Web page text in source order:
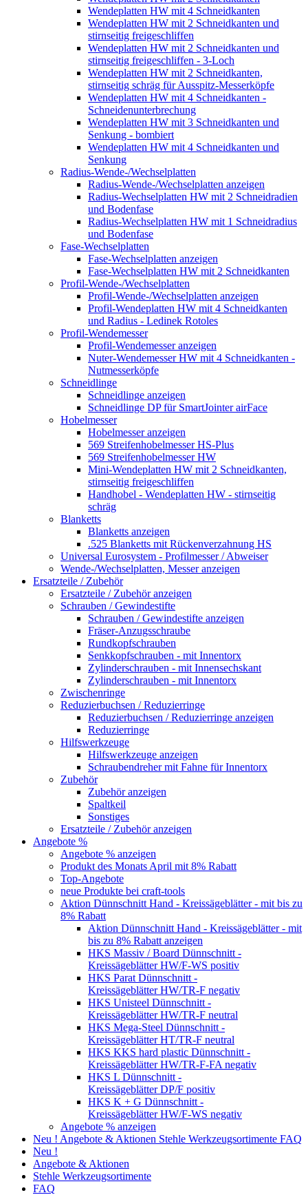
Wendeplatten HW mit 4 Schneidkanten
Wendeplatten HW mit 2 Schneidkanten und
stirnseitig freigeschliffen
Wendeplatten HW mit 2 Schneidkanten und
stirnseitig freigeschliffen - 3-Loch
Wendeplatten HW mit 2 Schneidkanten,
stirnseitig schräg für Ausspitz-Messerköpfe
Wendeplatten HW mit 4 Schneidkanten -
Schneidenunterbrechung
Wendeplatten HW mit 3 Schneidkanten und
Senkung - bombiert
Wendeplatten HW mit 4 Schneidkanten und
Senkung
Radius-Wende-/Wechselplatten
Radius-Wende-/Wechselplatten anzeigen
Radius-Wechselplatten HW mit 2 Schneidradien
und Bodenfase
Radius-Wechselplatten HW mit 1 Schneidradius
und Bodenfase
Fase-Wechselplatten
Fase-Wechselplatten anzeigen
Fase-Wechselplatten HW mit 2 Schneidkanten
Profil-Wende-/Wechselplatten
Profil-Wende-/Wechselplatten anzeigen
Profil-Wendeplatten HW mit 4 Schneidkanten
und Radius - Ledinek Rotoles
Profil-Wendemesser
Profil-Wendemesser anzeigen
Nuter-Wendemesser HW mit 4 Schneidkanten -
Nutmesserköpfe
Schneidlinge
Schneidlinge anzeigen
Schneidlinge DP für SmartJointer airFace
Hobelmesser
Hobelmesser anzeigen
569 Streifenhobelmesser HS-Plus
569 Streifenhobelmesser HW
Mini-Wendeplatten HW mit 2 Schneidkanten,
stirnseitig freigeschliffen
Handhobel - Wendeplatten HW - stirnseitig
schräg
Blanketts
Blanketts anzeigen
.525 Blanketts mit Rückenverzahnung HS
Universal Eurosystem - Profilmesser / Abweiser
Wende-/Wechselplatten, Messer anzeigen
Ersatzteile / Zubehör
Ersatzteile / Zubehör anzeigen
Schrauben / Gewindestifte
Schrauben / Gewindestifte anzeigen
Fräser-Anzugsschraube
Rundkopfschrauben
Senkkopfschrauben - mit Innentorx
Zylinderschrauben - mit Innensechskant
Zylinderschrauben - mit Innentorx
Zwischenringe
Reduzierbuchsen / Reduzierringe
Reduzierbuchsen / Reduzierringe anzeigen
Reduzierringe
Hilfswerkzeuge
Hilfswerkzeuge anzeigen
Schraubendreher mit Fahne für Innentorx
Zubehör
Zubehör anzeigen
Spaltkeil
Sonstiges
Ersatzteile / Zubehör anzeigen
Angebote %
Angebote % anzeigen
Produkt des Monats April mit 8% Rabatt
Top-Angebote
neue Produkte bei craft-tools
Aktion Dünnschnitt Hand - Kreissägeblätter - mit bis zu
8% Rabatt
Aktion Dünnschnitt Hand - Kreissägeblätter - mit
bis zu 8% Rabatt anzeigen
HKS Massiv / Board Dünnschnitt -
Kreissägeblätter HW/F-WS positiv
HKS Parat Dünnschnitt -
Kreissägeblätter HW/TR-F negativ
HKS Unisteel Dünnschnitt -
Kreissägeblätter HW/TR-F neutral
HKS Mega-Steel Dünnschnitt -
Kreissägeblätter HT/TR-F neutral
HKS KKS hard plastic Dünnschnitt -
Kreissägeblätter HW/TR-F-FA negativ
HKS L Dünnschnitt -
Kreissägeblätter DP/F positiv
HKS K + G Dünnschnitt -
Kreissägeblätter HW/F-WS negativ
Angebote % anzeigen
Neu ! Angebote & Aktionen Stehle Werkzeugsortimente FAQ
Neu !
Angebote & Aktionen
Stehle Werkzeugsortimente
FAQ